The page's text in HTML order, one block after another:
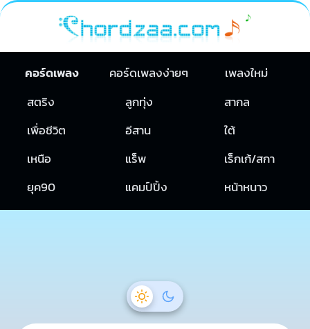
คอร์ดเพลง คอร์ดเพลงง่ายๆ
เพลงใหม่
สตริง
ลูกทุ่ง
สากล
เพื่อชีวิต
อีสาน
ใต้
เหนือ
แร็พ
เร็กเก้/สกา
ยุค90
แคมป์ปิ้ง หน้าหนาว